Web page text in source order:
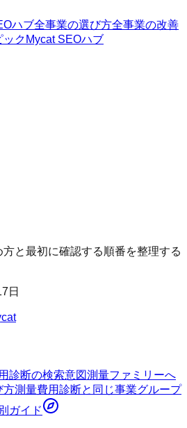
ハブ全事業の選び方全事業の改善
ック Mycat SEOハブ
と最初に確認する順番を整理する
日
診断の検索意図測量ファミリーへ
方測量費用診断と同じ事業グループ
ガイド